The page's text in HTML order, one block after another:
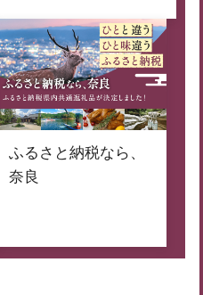
ふるさと納税なら、
奈良